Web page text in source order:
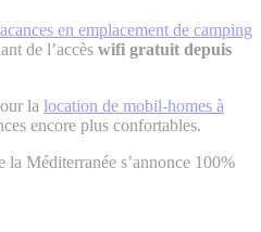
en emplacement de camping
de l’accès wifi gratuit depuis
la location de mobil-homes à
encore plus confortables.
Méditerranée s’annonce 100%